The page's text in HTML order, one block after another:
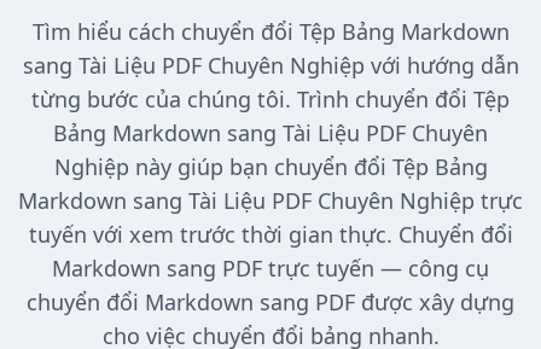
Tìm hiểu cách chuyển đổi Tệp Bảng Markdown
sang Tài Liệu PDF Chuyên Nghiệp với hướng dẫn
từng bước của chúng tôi. Trình chuyển đổi Tệp
Bảng Markdown sang Tài Liệu PDF Chuyên
Nghiệp này giúp bạn chuyển đổi Tệp Bảng
Markdown sang Tài Liệu PDF Chuyên Nghiệp trực
tuyến với xem trước thời gian thực. Chuyển đổi
Markdown sang PDF trực tuyến — công cụ
chuyển đổi Markdown sang PDF được xây dựng
cho việc chuyển đổi bảng nhanh.